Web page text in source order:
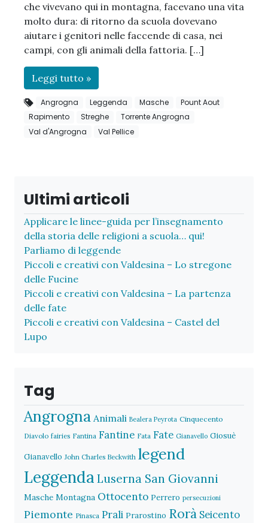
che vivevano qui in montagna, facevano una vita
molto dura: di ritorno da scuola dovevano
aiutare i genitori nelle faccende di casa, nei
campi, con gli animali della fattoria. […]
Leggi tutto »
Angrogna Leggenda Masche
Pount Aout
Rapimento
Streghe
Torrente Angrogna
Val d'Angrogna
Val Pellice
Ultimi articoli
Applicare le linee-guida per l’insegnamento
della storia delle religioni a scuola… qui!
Parliamo di leggende
Piccoli e creativi con Valdesina – Lo stregone
delle Fucine
Piccoli e creativi con Valdesina – La partenza
delle fate
Piccoli e creativi con Valdesina – Castel del
Lupo
Tag
Angrogna Animali Bealera Peyrota Cinquecento
Diavolo fairies Fantina Fantine Fata Fate Gianavello Giosuè
Gianavello John Charles Beckwith legend
Leggenda Luserna San Giovanni
Masche Montagna Ottocento Perrero persecuzioni
Piemonte Pinasca Prali Prarostino Rorà Seicento